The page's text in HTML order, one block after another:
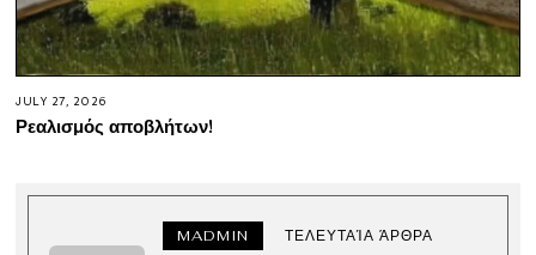
JULY 27, 2026
Ρεαλισμός αποβλήτων!
MADMIN ΤΕΛΕΥΤΑΊΑ ΆΡΘΡΑ